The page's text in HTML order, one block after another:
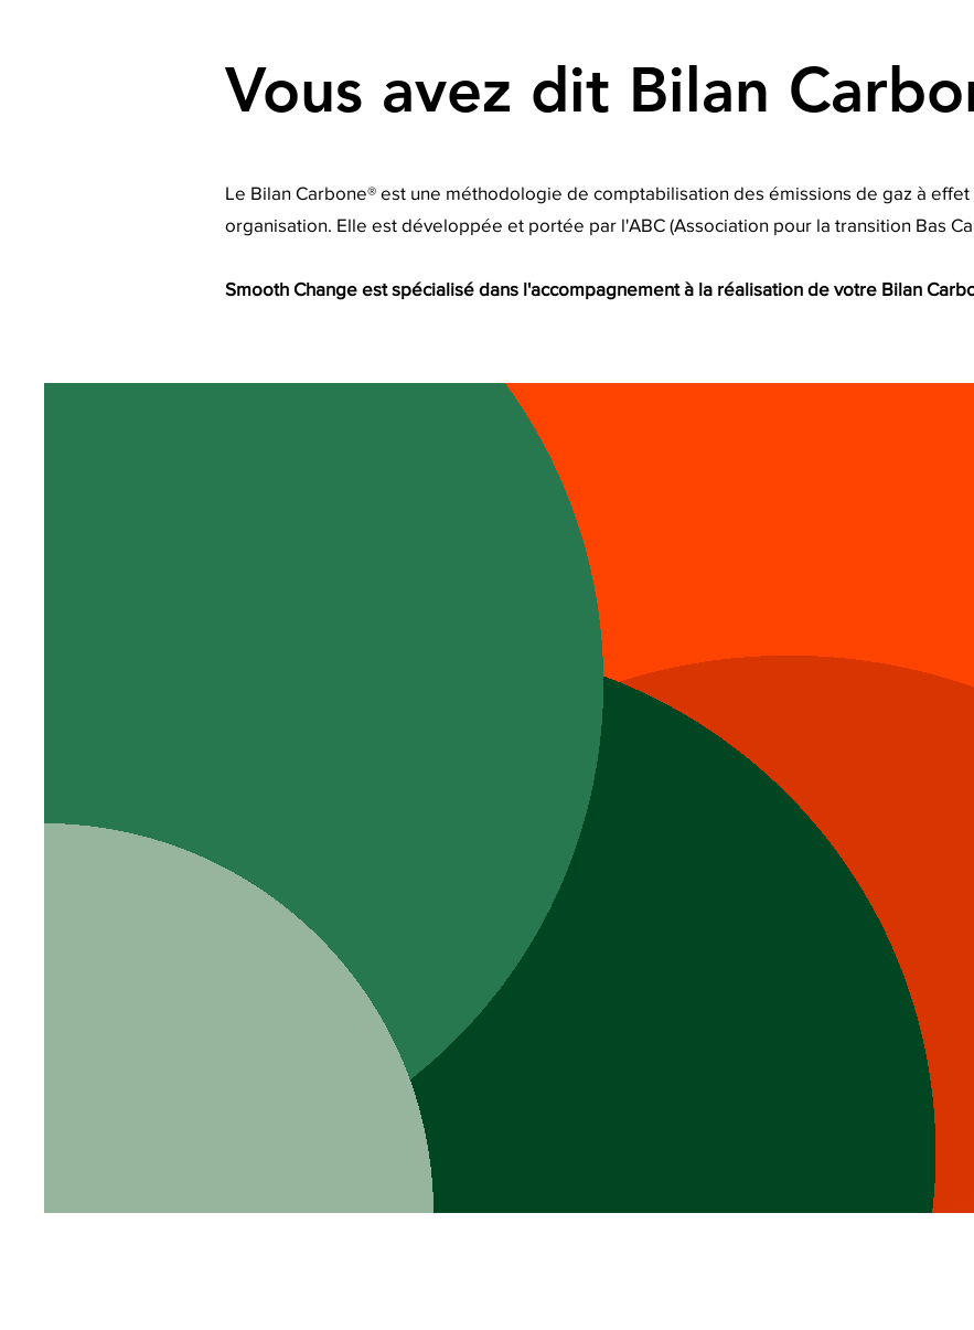
Vous avez dit Bilan
Le Bilan Carbone® est une méthodologie de comptabilisation des émissions de gaz à
organisation. Elle est développée et portée par l'ABC (Association pour la transition Bas
Smooth Change est spécialisé dans l'accompagnement à la réalisation de votre Bilan